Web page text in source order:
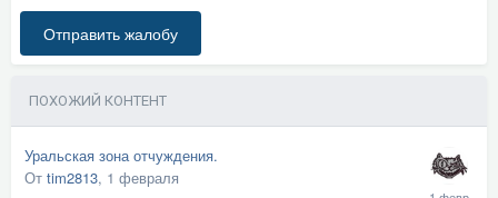
Отправить жалобу
ПОХОЖИЙ КОНТЕНТ
Уральская зона отчуждения.
От tim2813, 1 февраля